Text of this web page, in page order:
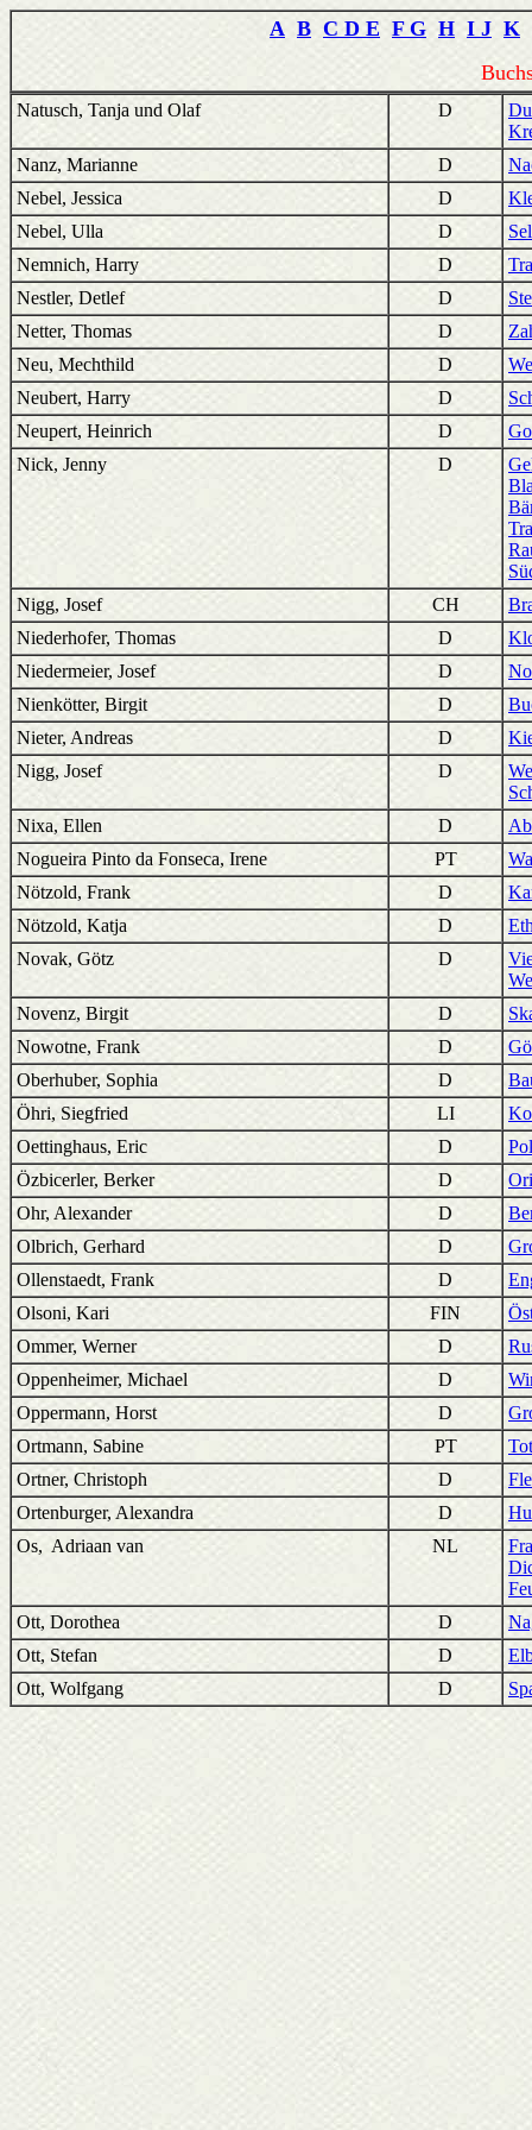
A B C D E F G H I J K
Natusch, Tanja und Olaf D
Nanz, Marianne
D
Nebel, Jessica
D
Nebel, Ulla
D
Nemnich, Harry
D
Nestler, Detlef
D
Netter, Thomas
D
Neu, Mechthild
D
Neubert, Harry
D
Neupert, Heinrich
D
Nick, Jenny
D
Nigg, Josef
CH
Niederhofer, Thomas
D
Niedermeier, Josef
D
Nienkötter, Birgit
D
Nieter, Andreas
D
Nigg, Josef
D
Nixa, Ellen
D
Nogueira Pinto da Fonseca, Irene
PT
Nötzold, Frank
D
Nötzold, Katja
D
Novak, Götz
D
Novenz, Birgit
D
Nowotne, Frank
D
Oberhuber, Sophia
D
Öhri, Siegfried
LI
Oettinghaus, Eric
D
Özbicerler, Berker
D
Ohr, Alexander
D
Olbrich, Gerhard
D
Ollenstaedt, Frank
D
Olsoni, Kari
FIN
Ommer, Werner
D
Oppenheimer, Michael
D
Oppermann, Horst
D
Ortmann, Sabine
PT
Ortner, Christoph
D
Ortenburger, Alexandra
D
Os, Adriaan van
NL
Ott, Dorothea
D
Ott, Stefan
D
Ott, Wolfgang
D